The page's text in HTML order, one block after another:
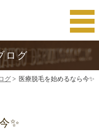
ログ
グ > 医療脱毛を始めるなら今✨️
✨️